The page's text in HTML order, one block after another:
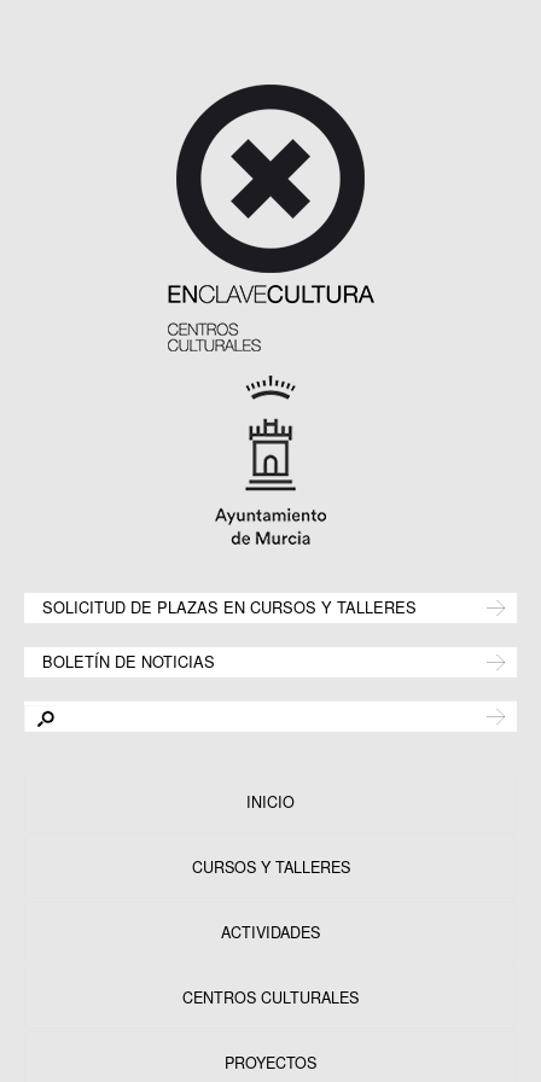
SOLICITUD DE PLAZAS EN CURSOS Y TALLERES
BOLETÍN DE NOTICIAS
INICIO
CURSOS Y TALLERES
ACTIVIDADES
CENTROS CULTURALES
PROYECTOS